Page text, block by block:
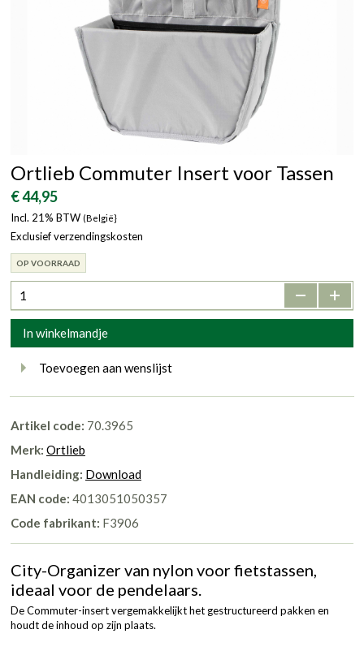
Ortlieb Commuter Insert voor Tassen
€ 44,95
Incl. 21% BTW (België}
Exclusief verzendingskosten
OP VOORRAAD
- +
In winkelmandje
Toevoegen aan wenslijst
Artikel code: 70.3965
Merk: Ortlieb
Handleiding: Download
EAN code: 4013051050357
Code fabrikant: F3906
City-Organizer van nylon voor fietstassen,
ideaal voor de pendelaars.
De Commuter-insert vergemakkelijkt het gestructureerd pakken en
houdt de inhoud op zijn plaats.